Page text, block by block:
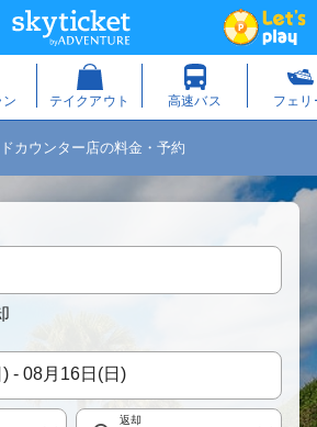
カウンター店の料金・予約
返却